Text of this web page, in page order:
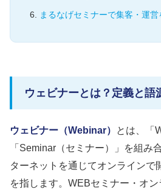
まるなげセミナーで集客・運
ウェビナーとは？定義と語
ウェビナー（Webinar）
とは、「
「Seminar（セミナー）」を組み
ターネットを通じてオンラインで
を指します。WEBセミナー・オ